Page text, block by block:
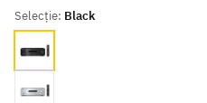
Selecție: Black
Black
Silver